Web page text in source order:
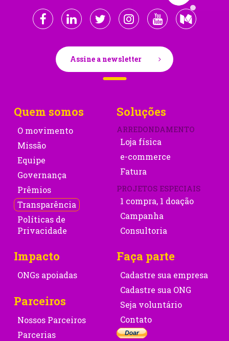
Assine a newsletter
Quem somos
O movimento
Missão
Equipe
Governança
Prêmios
Transparência
Políticas de
Privacidade
Soluções
ARREDONDAMENTO
Loja física
e-commerce
Fatura
PROJETOS ESPECIAIS
1 compra, 1 doação
Campanha
Consultoria
Impacto
ONGs apoiadas
Parceiros
Nossos Parceiros
Parcerias
Faça parte
Cadastre sua empresa
Cadastre sua ONG
Seja voluntário
Contato